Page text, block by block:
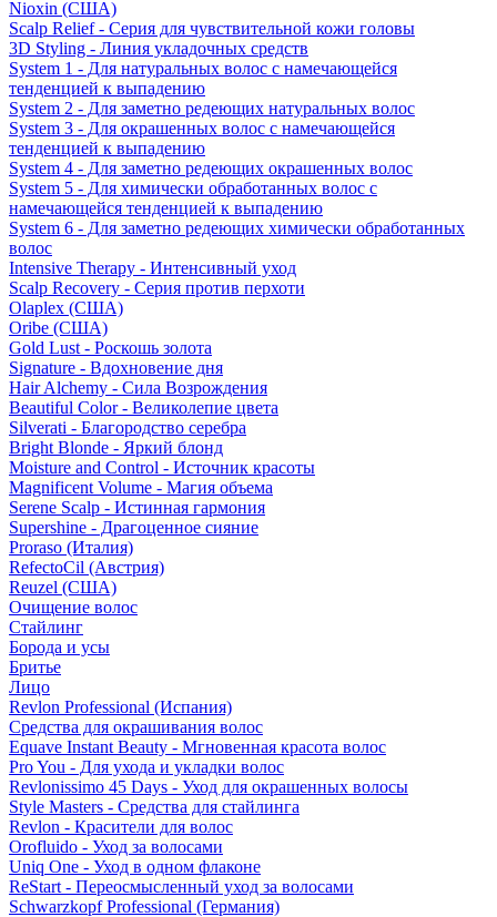
Nioxin (США)
Scalp Relief - Серия для чувствительной кожи головы
3D Styling - Линия укладочных средств
System 1 - Для натуральных волос с намечающейся
тенденцией к выпадению
System 2 - Для заметно редеющих натуральных волос
System 3 - Для окрашенных волос с намечающейся
тенденцией к выпадению
System 4 - Для заметно редеющих окрашенных волос
System 5 - Для химически обработанных волос с
намечающейся тенденцией к выпадению
System 6 - Для заметно редеющих химически обработанных
волос
Intensive Therapy - Интенсивный уход
Scalp Recovery - Серия против перхоти
Olaplex (США)
Oribe (США)
Gold Lust - Роскошь золота
Signature - Вдохновение дня
Hair Alchemy - Сила Возрождения
Beautiful Color - Великолепие цвета
Silverati - Благородство серебра
Bright Blonde - Яркий блонд
Moisture and Control - Источник красоты
Magnificent Volume - Магия объема
Serene Scalp - Истинная гармония
Supershine - Драгоценное сияние
Proraso (Италия)
RefectoCil (Австрия)
Reuzel (США)
Очищение волос
Стайлинг
Борода и усы
Бритье
Лицо
Revlon Professional (Испания)
Средства для окрашивания волос
Equave Instant Beauty - Мгновенная красота волос
Pro You - Для ухода и укладки волос
Revlonissimo 45 Days - Уход для окрашенных волосы
Style Masters - Средства для стайлинга
Revlon - Красители для волос
Orofluido - Уход за волосами
Uniq One - Уход в одном флаконе
ReStart - Переосмысленный уход за волосами
Schwarzkopf Professional (Германия)